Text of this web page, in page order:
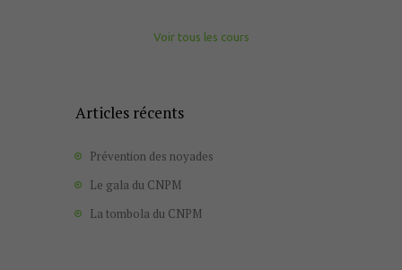
Voir tous les cours
Articles récents
Prévention des noyades
Le gala du CNPM
La tombola du CNPM